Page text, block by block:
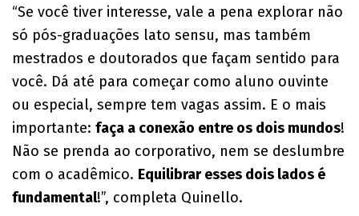
“Se você tiver interesse, vale a pena explorar não
só pós-graduações lato sensu, mas também
mestrados e doutorados que façam sentido para
você. Dá até para começar como aluno ouvinte
ou especial, sempre tem vagas assim. E o mais
importante: faça a conexão entre os dois mundos!
Não se prenda ao corporativo, nem se deslumbre
com o acadêmico. Equilibrar esses dois lados é
fundamental!”, completa Quinello.